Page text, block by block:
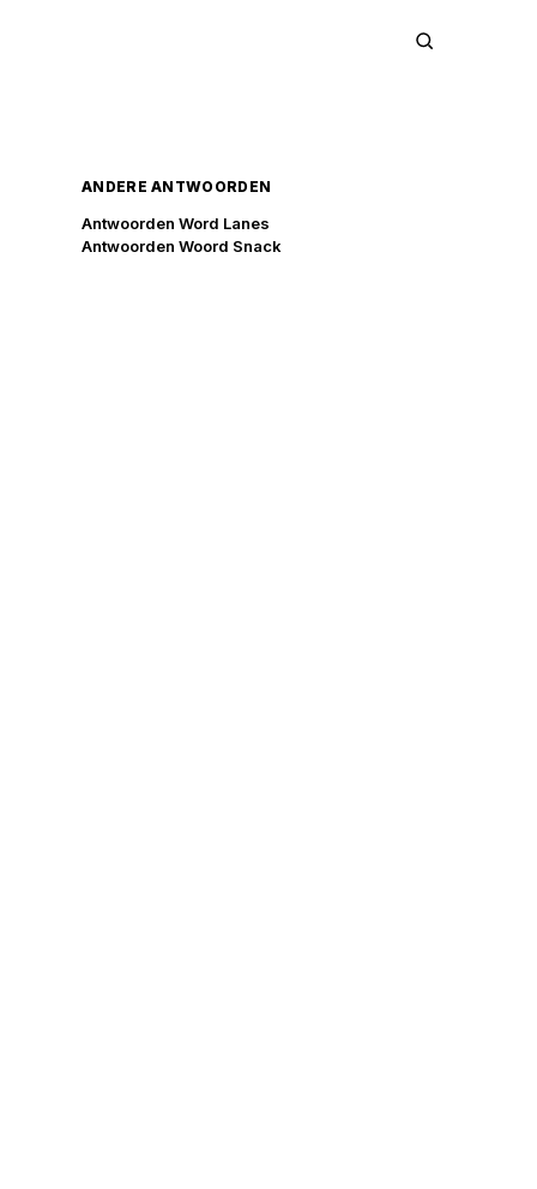
ANDERE ANTWOORDEN
Antwoorden Word Lanes
Antwoorden Woord Snack